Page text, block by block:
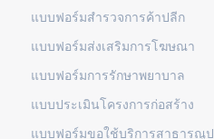
แบบฟอร์มสำรวจการค้าปลีก
แบบฟอร์มส่งเสริมการโฆษณา
แบบฟอร์มการรักษาพยาบาล
แบบประเมินโครงการก่อสร้าง
แบบฟอร์มขอใช้บริการสาธารณู